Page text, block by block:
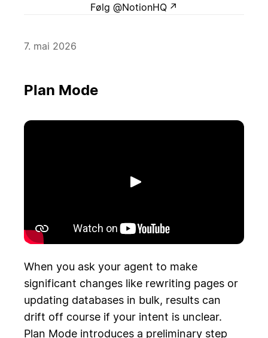
Følg @NotionHQ ↗
7. mai 2026
Plan Mode
Spill av
When you ask your agent to make
significant changes like rewriting pages or
updating databases in bulk, results can
drift off course if your intent is unclear.
Plan Mode introduces a preliminary step